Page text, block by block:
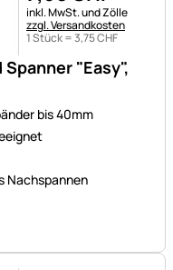
"Easy",
bis 40mm
Nachspannen
Steuerhinweis:
inkl. MwSt. und Zölle
zzgl. Versandkosten
1 Stück =3,75CHF